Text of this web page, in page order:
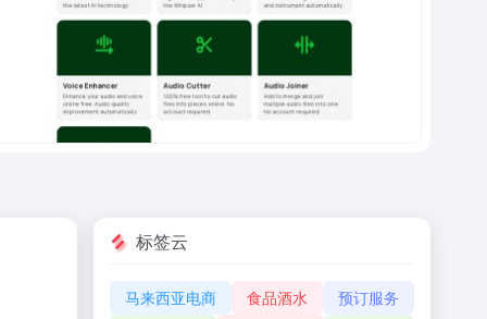
标签云
马来西亚电商 食品酒水
预订服务